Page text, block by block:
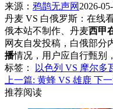
来源： 鸦鹊无声网 2026-
丹麦 VS 白俄罗斯：在线
俄本站不制作、丹麦西甲
网友自发投稿，白俄部分
播情况，用户应自行甄别
标签 ： 以色列 VS 摩尔多
上一篇: 黄蜂 VS 雄鹿 下
推荐阅读